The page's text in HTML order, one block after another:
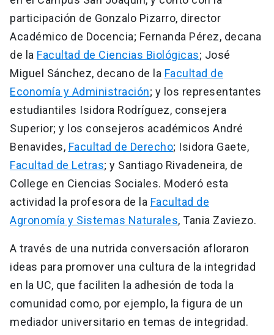
participación de Gonzalo Pizarro, director
Académico de Docencia; Fernanda Pérez, decana
de la Facultad de Ciencias Biológicas; José
Miguel Sánchez, decano de la Facultad de
Economía y Administración; y los representantes
estudiantiles Isidora Rodríguez, consejera
Superior; y los consejeros académicos André
Benavides, Facultad de Derecho; Isidora Gaete,
Facultad de Letras; y Santiago Rivadeneira, de
College en Ciencias Sociales. Moderó esta
actividad la profesora de la Facultad de
Agronomía y Sistemas Naturales, Tania Zaviezo.
A través de una nutrida conversación afloraron
ideas para promover una cultura de la integridad
en la UC, que faciliten la adhesión de toda la
comunidad como, por ejemplo, la figura de un
mediador universitario en temas de integridad.